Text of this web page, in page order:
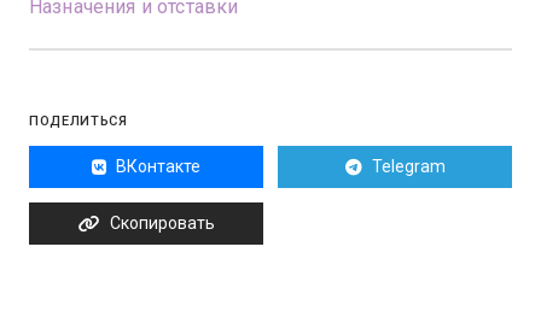
Назначения и отставки
ПОДЕЛИТЬСЯ
ВКонтакте Telegram
Скопировать